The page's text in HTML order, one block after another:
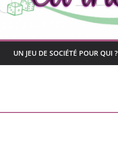
UN JEU DE SOCIÉTÉ POUR QUI ?